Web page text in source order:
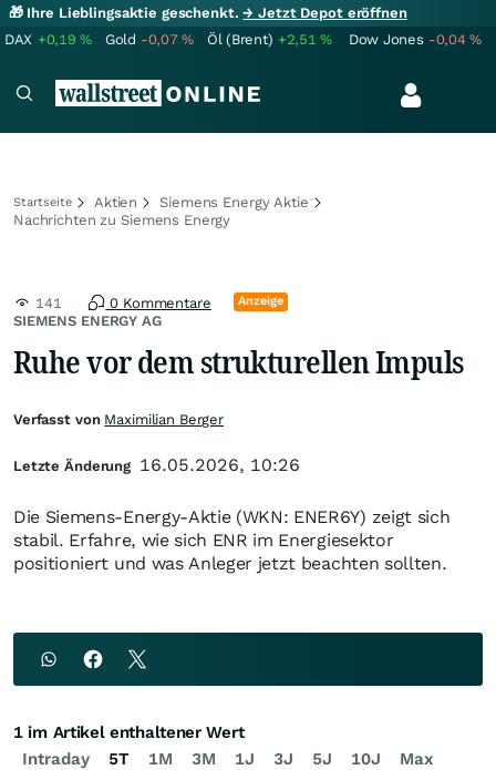
🎁 Ihre Lieblingsaktie geschenkt.→ Jetzt Depot eröffnen
DAX +0,19% Gold -0,07% Öl (Brent) +2,51% Dow Jones -0,04%
Startseite Aktien
Siemens Energy Aktie
Nachrichten zu Siemens Energy
SIEMENS ENERGY AG
141 0 Kommentare Anzeige
Ruhe vor dem strukturellen Impuls
Die Siemens-Energy-Aktie (WKN: ENER6Y) zeigt sich
stabil. Erfahre, wie sich ENR im Energiesektor
positioniert und was Anleger jetzt beachten sollten.
Verfasst von Maximilian Berger
Letzte Änderung 16.05.2026, 10:26
Intraday 5T 1M 3M 1J 3J 5J 10J Max
1 im Artikel enthaltener Wert